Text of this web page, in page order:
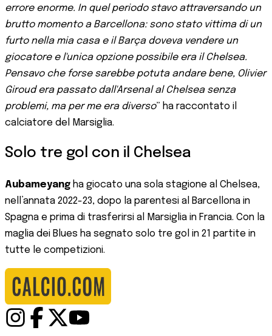
errore enorme. In quel periodo stavo attraversando un
brutto momento a Barcellona: sono stato vittima di un
furto nella mia casa e il Barça doveva vendere un
giocatore e l'unica opzione possibile era il Chelsea.
Pensavo che forse sarebbe potuta andare bene, Olivier
Giroud era passato dall'Arsenal al Chelsea senza
problemi, ma per me era diverso” ha raccontato il
calciatore del Marsiglia.
Solo tre gol con il Chelsea
Aubameyang ha giocato una sola stagione al Chelsea,
nell’annata 2022-23, dopo la parentesi al Barcellona in
Spagna e prima di trasferirsi al Marsiglia in Francia. Con la
maglia dei Blues ha segnato solo tre gol in 21 partite in
tutte le competizioni.